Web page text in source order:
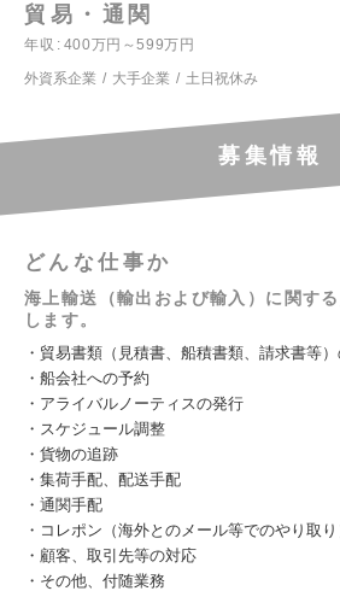
貿易・通関
年収
400万円～599万円
外資系企業
大手企業 土日祝休み
募集情報
どんな仕事か
海上輸送（輸出および輸入）に関す
します。
・貿易書類（見積書、船積書類、請求書等
・船会社への予約
・アライバルノーティスの発行
・スケジュール調整
・貨物の追跡
・集荷手配、配送手配
・通関手配
・コレポン（海外とのメール等でのやり取り
・顧客、取引先等の対応
・その他、付随業務